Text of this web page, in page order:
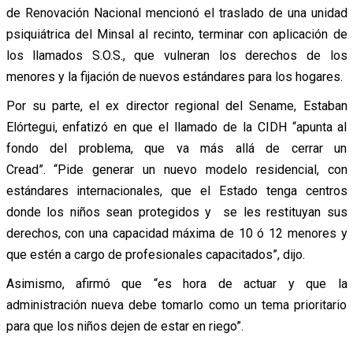
de Renovación Nacional mencionó el traslado de una unidad
psiquiátrica del Minsal al recinto, terminar con aplicación de
los llamados S.O.S., que vulneran los derechos de los
menores y la fijación de nuevos estándares para los hogares.
Por su parte, el ex director regional del Sename, Estaban
Elórtegui, enfatizó en que el llamado de la CIDH “apunta al
fondo del problema, que va más allá de cerrar un
Cread”. “Pide generar un nuevo modelo residencial, con
estándares internacionales, que el Estado tenga centros
donde los niños sean protegidos y se les restituyan sus
derechos, con una capacidad máxima de 10 ó 12 menores y
que estén a cargo de profesionales capacitados”, dijo.
Asimismo, afirmó que “es hora de actuar y que la
administración nueva debe tomarlo como un tema prioritario
para que los niños dejen de estar en riego”.